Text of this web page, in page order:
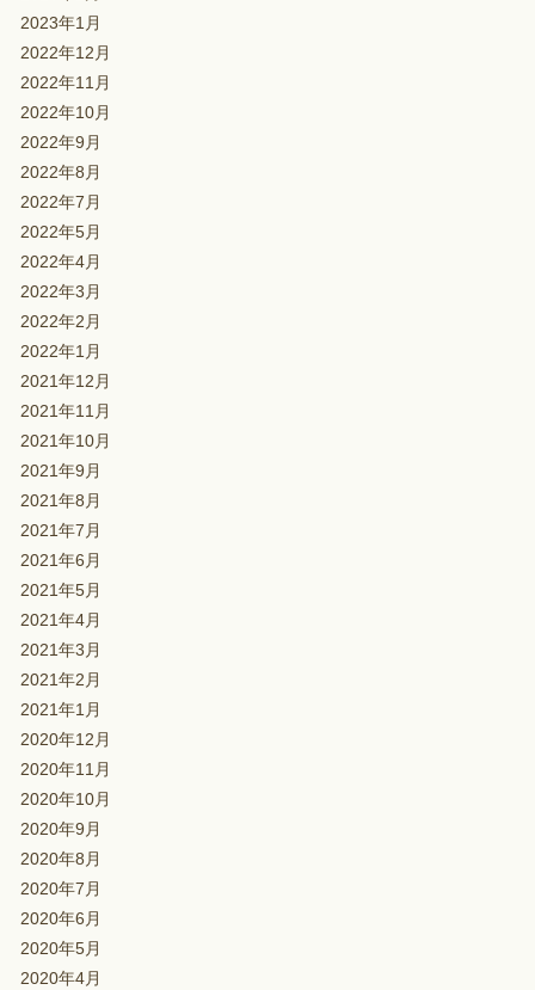
2023年1月
2022年12月
2022年11月
2022年10月
2022年9月
2022年8月
2022年7月
2022年5月
2022年4月
2022年3月
2022年2月
2022年1月
2021年12月
2021年11月
2021年10月
2021年9月
2021年8月
2021年7月
2021年6月
2021年5月
2021年4月
2021年3月
2021年2月
2021年1月
2020年12月
2020年11月
2020年10月
2020年9月
2020年8月
2020年7月
2020年6月
2020年5月
2020年4月